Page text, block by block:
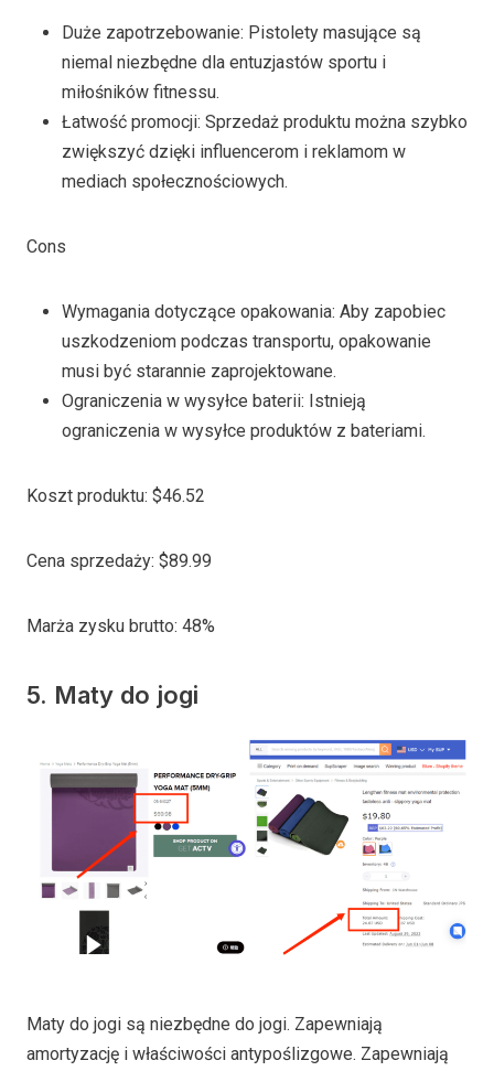
Duże zapotrzebowanie: Pistolety masujące są
niemal niezbędne dla entuzjastów sportu i
miłośników fitnessu.
Łatwość promocji: Sprzedaż produktu można szybko
zwiększyć dzięki influencerom i reklamom w
mediach społecznościowych.
Cons
Wymagania dotyczące opakowania: Aby zapobiec
uszkodzeniom podczas transportu, opakowanie
musi być starannie zaprojektowane.
Ograniczenia w wysyłce baterii: Istnieją
ograniczenia w wysyłce produktów z bateriami.
Koszt produktu: $46.52
Cena sprzedaży: $89.99
Marża zysku brutto: 48%
5. Maty do jogi
Maty do jogi są niezbędne do jogi. Zapewniają
amortyzację i właściwości antypoślizgowe. Zapewniają